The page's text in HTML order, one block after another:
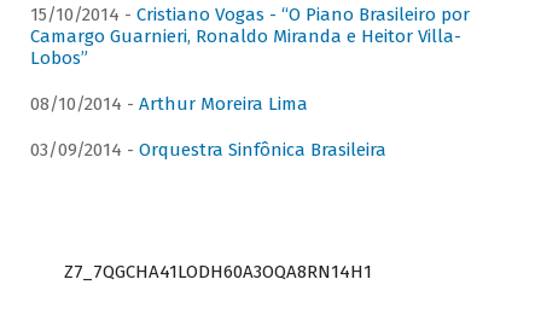
15/10/2014 - Cristiano Vogas - “O Piano Brasileiro por
Camargo Guarnieri, Ronaldo Miranda e Heitor Villa-
Lobos”
08/10/2014 - Arthur Moreira Lima
03/09/2014 - Orquestra Sinfônica Brasileira
Z7_7QGCHA41LODH60A3OQA8RN14H1